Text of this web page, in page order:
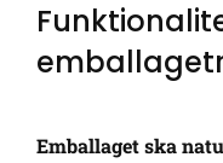
Emballaget ska